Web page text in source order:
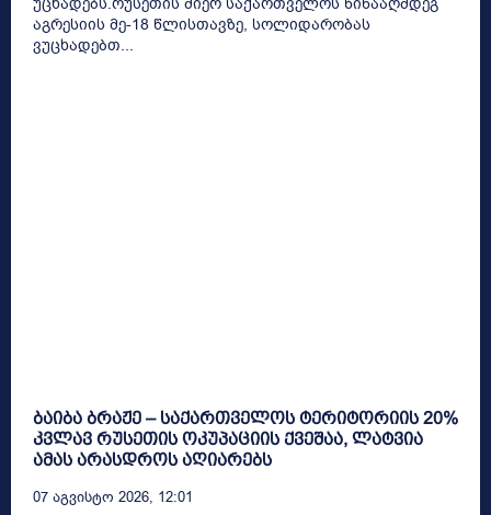
აგრესიის მე-18 წლისთავზე, სოლიდარობას
ვუცხადებთ...
ბაიბა ბრაჟე – საქართველოს ტერიტორიის 20%
კვლავ რუსეთის ოკუპაციის ქვეშაა, ლატვია
ამას არასდროს აღიარებს
07 Აგვისტო 2026, 12:01